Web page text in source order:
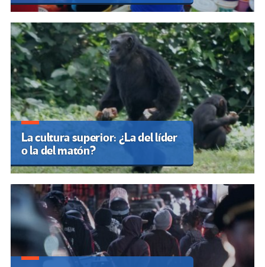
La cultura superior: ¿La del líder
o la del matón?